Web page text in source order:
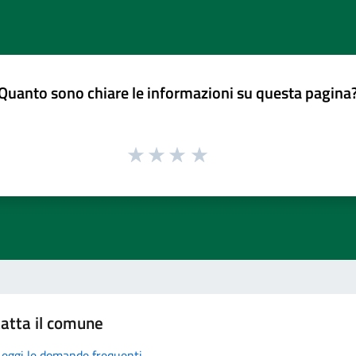
sono chiare le informazioni su questa
il comune